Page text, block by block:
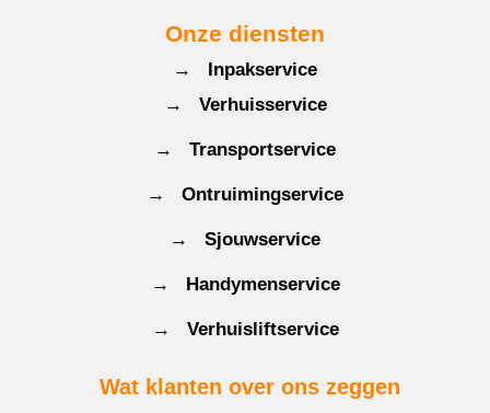
Onze diensten
→ Inpakservice
→ Verhuisservice
→ Transportservice
→ Ontruimingservice
→ Sjouwservice
→ Handymenservice
→ Verhuisliftservice
Wat klanten over ons zeggen